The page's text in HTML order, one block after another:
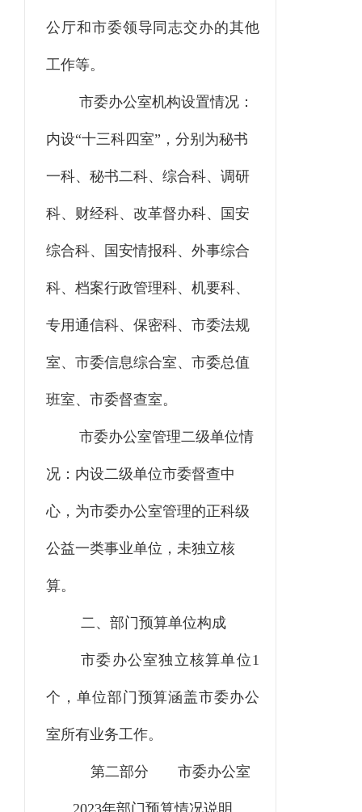
公厅和市委领导同志交办的其他
工作等。
市委办公室机构设置情况：
内设“十三科四室”，分别为秘书
一科、秘书二科、综合科、调研
科、财经科、改革督办科、国安
综合科、国安情报科、外事综合
科、档案行政管理科、机要科、
专用通信科、保密科、市委法规
室、市委信息综合室、市委总值
班室、市委督查室。
市委办公室管理二级单位情
况：内设二级单位市委督查中
心，为市委办公室管理的正科级
公益一类事业单位，未独立核
算。
二、部门预算单位构成
市委办公室独立核算单位1
个，单位部门预算涵盖市委办公
室所有业务工作。
第二部分 市委办公室